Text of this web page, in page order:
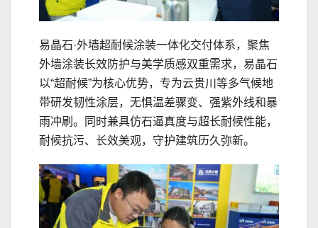
易晶石·外墙超耐候涂装一体化交付体系，聚焦
外墙涂装长效防护与美学质感双重需求，易晶石
以“超耐候”为核心优势，专为云贵川等多气候地
带研发韧性涂层，无惧温差骤变、强紫外线和暴
雨冲刷。同时兼具仿石逼真度与超长耐候性能，
耐候抗污、长效美观，守护建筑历久弥新。